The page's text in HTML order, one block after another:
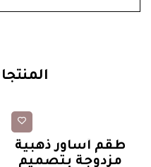
طقم أساور ذهبية
مزدوجة بتصميم